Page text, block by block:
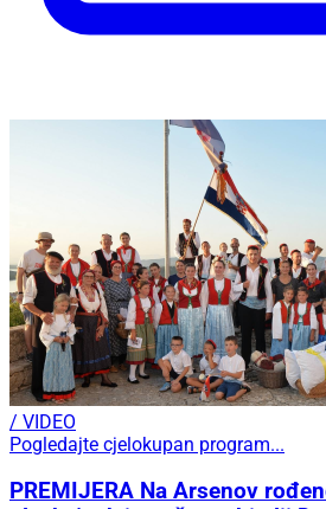
/ VIDEO
Pogledajte cjelokupan program...
PREMIJERA Na Arsenov